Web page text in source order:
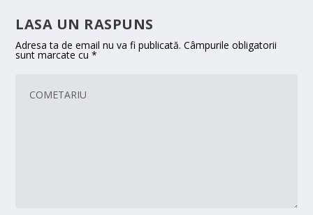
LASA UN RASPUNS
Adresa ta de email nu va fi publicată. Câmpurile obligatorii
sunt marcate cu*